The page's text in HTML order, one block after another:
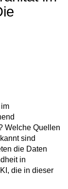
Welche Quellen
sind
die Daten
in
die in dieser